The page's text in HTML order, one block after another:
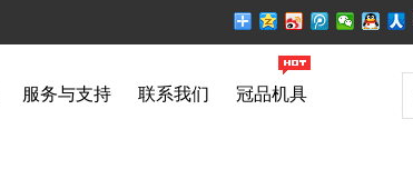
服务与支持 联系我们 冠品机具